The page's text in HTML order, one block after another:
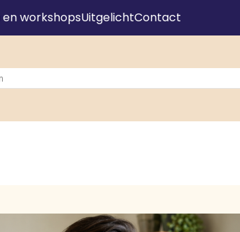
workshopsUitgelichtContact